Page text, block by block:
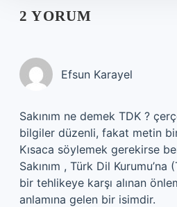
2 YORUM
Efsun Karayel
Sakınım ne demek TDK ?
bilgiler düzenli, fakat metin
Kısaca söylemek gerekirse
Sakınım , Türk Dil
bir tehlikeye karşı alınan
anlamına gelen bir isimdir.